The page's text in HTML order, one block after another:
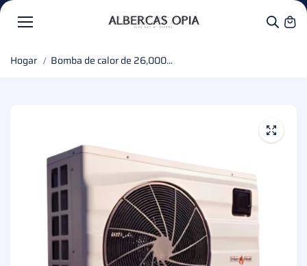
CONTENI
DO
Hogar Bomba de calor de 26,000...